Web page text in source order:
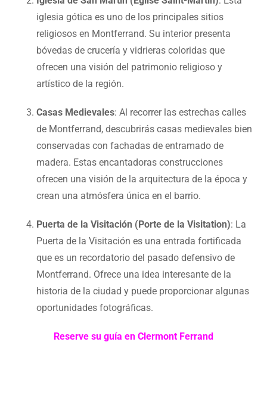
iglesia gótica es uno de los principales sitios
religiosos en Montferrand. Su interior presenta
bóvedas de crucería y vidrieras coloridas que
ofrecen una visión del patrimonio religioso y
artístico de la región.
Casas Medievales: Al recorrer las estrechas calles
de Montferrand, descubrirás casas medievales bien
conservadas con fachadas de entramado de
madera. Estas encantadoras construcciones
ofrecen una visión de la arquitectura de la época y
crean una atmósfera única en el barrio.
Puerta de la Visitación (Porte de la Visitation): La
Puerta de la Visitación es una entrada fortificada
que es un recordatorio del pasado defensivo de
Montferrand. Ofrece una idea interesante de la
historia de la ciudad y puede proporcionar algunas
oportunidades fotográficas.
Reserve su guía en Clermont Ferrand